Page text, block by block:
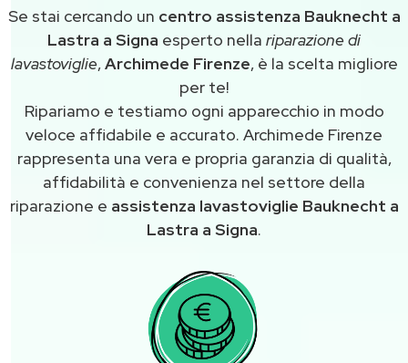
Se stai cercando un centro assistenza Bauknecht a
Lastra a Signa esperto nella riparazione di
lavastoviglie,Archimede Firenze, è la scelta migliore
per te!
Ripariamo e testiamo ogni apparecchio in modo
veloce affidabile e accurato. Archimede Firenze
rappresenta una vera e propria garanzia di qualità,
affidabilità e convenienza nel settore della
riparazione e assistenza lavastoviglie Bauknecht a
Lastra a Signa.